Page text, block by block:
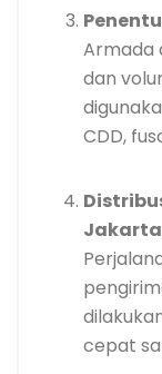
Armada
dan
CDD,
Jakarta
cepat